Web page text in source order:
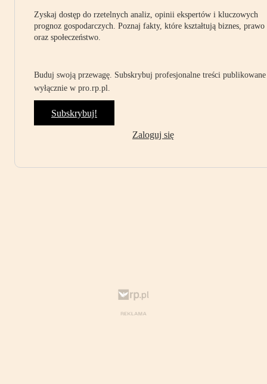
Zyskaj dostęp do rzetelnych analiz, opinii ekspertów i kluczowych
prognoz gospodarczych. Poznaj fakty, które kształtują biznes, prawo
oraz społeczeństwo.
Buduj swoją przewagę. Subskrybuj profesjonalne treści publikowane
wyłącznie w pro.rp.pl.
Subskrybuj!
Zaloguj się